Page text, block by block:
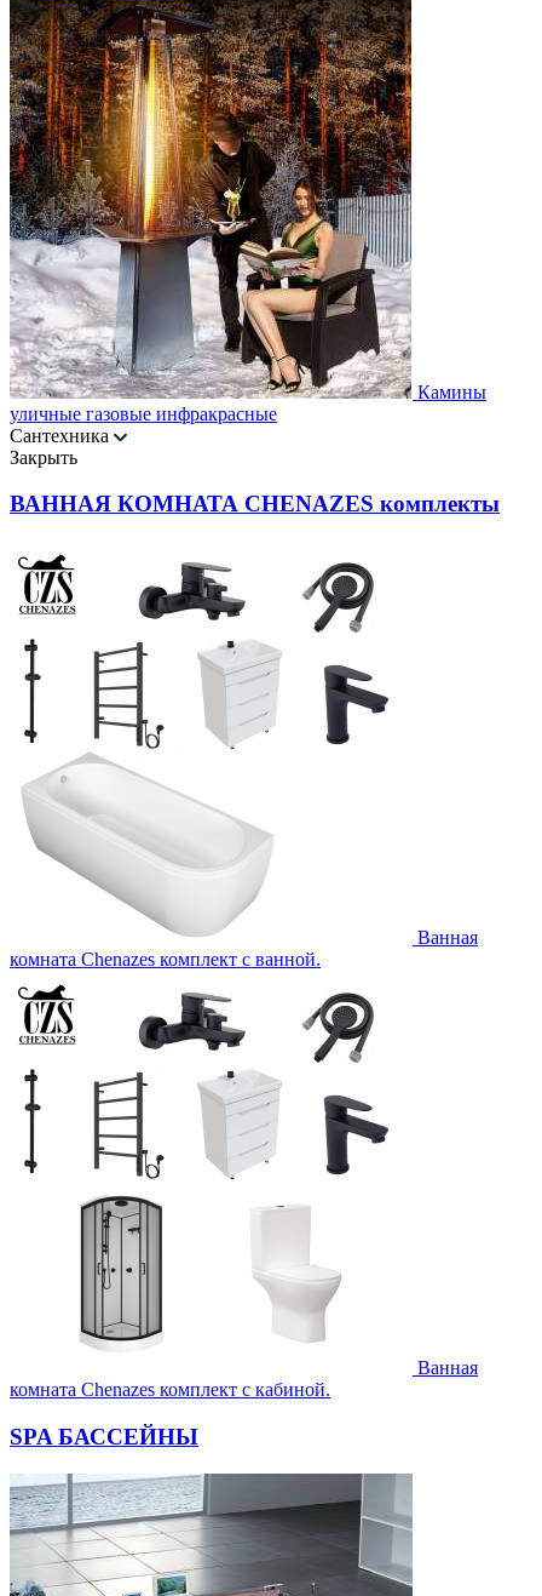
Камины
уличные газовые инфракрасные
Сантехника
Закрыть
ВАННАЯ КОМНАТА CHENAZES комплекты
Ванная
комната Chenazes комплект с ванной.
Ванная
комната Chenazes комплект с кабиной.
SPA БАССЕЙНЫ